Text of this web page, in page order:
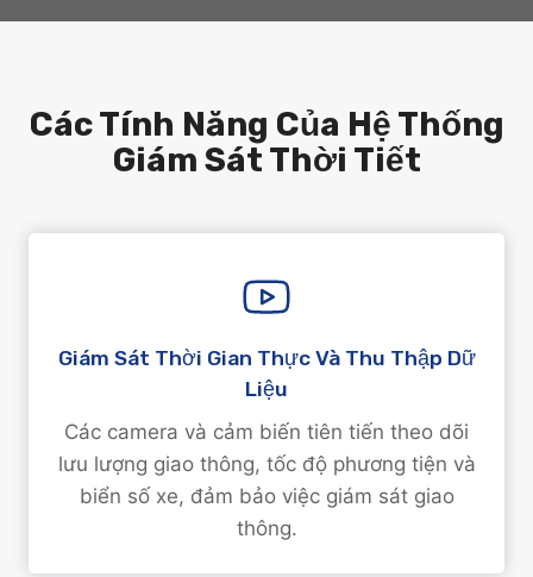
Các Tính Năng Của Hệ Thống
Giám Sát Thời Tiết
Giám Sát Thời Gian Thực Và Thu Thập Dữ
Liệu
Các camera và cảm biến tiên tiến theo dõi
lưu lượng giao thông, tốc độ phương tiện và
biển số xe, đảm bảo việc giám sát giao
thông.